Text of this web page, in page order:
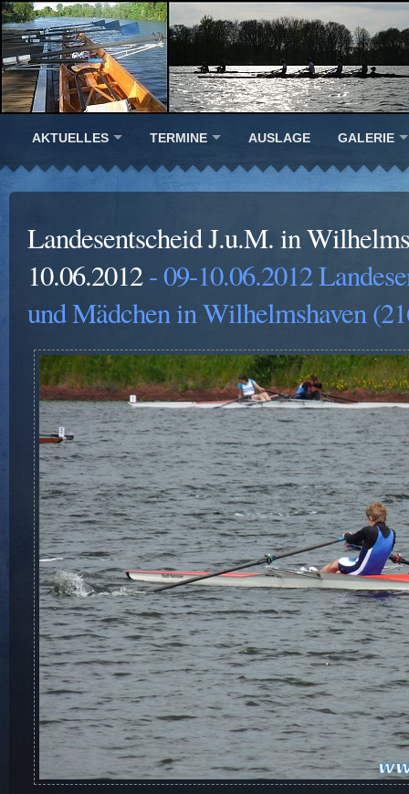
AKTUELLES TERMINE AUSLAGE GALERIE
Landesentscheid J.u.M. in
10.06.2012- 09-10.06.2012
und Mädchen in Wilhelmshaven